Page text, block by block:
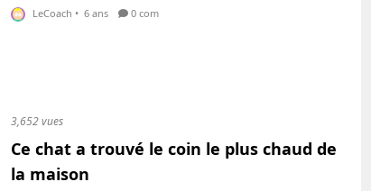
LeCoach • 6 ans 0 com
3,652 vues
Ce chat a trouvé le coin le plus chaud de
la maison